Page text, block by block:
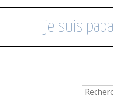
je suis papa